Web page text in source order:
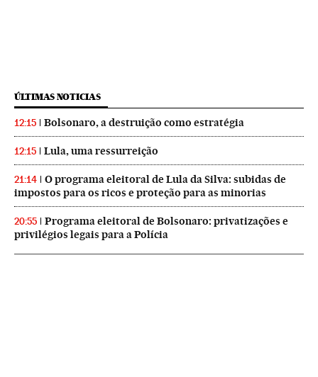
ÚLTIMAS NOTICIAS
12:15 Bolsonaro, a destruição como estratégia
12:15 Lula, uma ressurreição
21:14
O programa eleitoral de Lula da Silva: subidas de
impostos para os ricos e proteção para as minorias
20:55
Programa eleitoral de Bolsonaro: privatizações e
privilégios legais para a Polícia